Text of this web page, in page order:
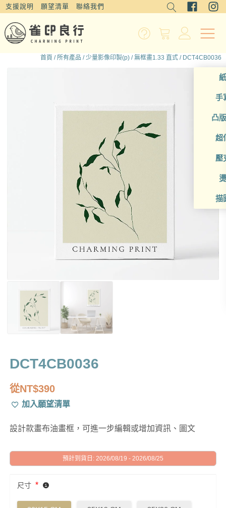
支援說明 願望清單 聯絡我們
手
凸
超
壓
描
首頁 /所有產品 /少量影像印製(p) /無框畫1.33 直式 / DCT4CB0036
DCT4CB0036
從NT$390
加入願望清單
設計款畫布油畫框，可進一步編輯或增加資訊、圖文
預計到貨日: 2026/08/19 - 2026/08/25
尺寸 *